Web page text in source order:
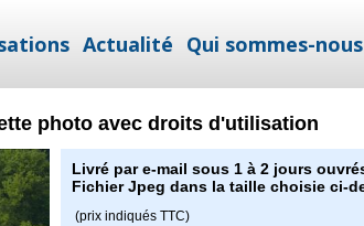
Actualité Qui sommes-nous